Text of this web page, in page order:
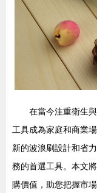
在當今注重衛生
工具成為家庭和商業
新的波浪刷設計和省
務的首選工具。本文
購價值，助您把握市場